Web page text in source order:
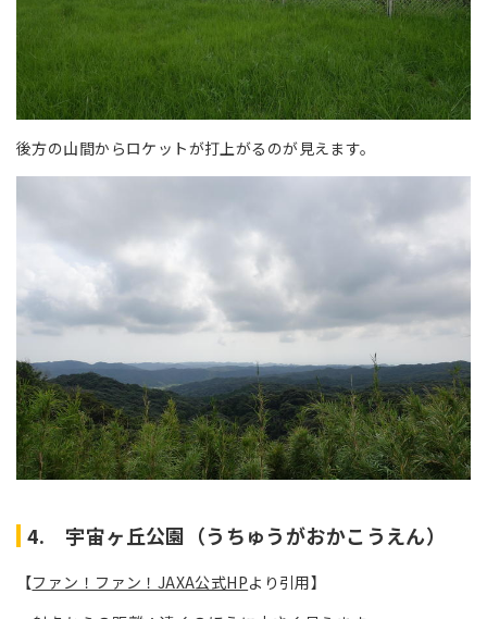
後方の山間からロケットが打上がるのが見えます。
4. 宇宙ヶ丘公園（うちゅうがおかこうえん）
【ファン！ファン！JAXA公式HPより引用】